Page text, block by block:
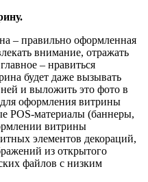
– правильно оформленная
внимание, отражать
– нравиться
будет даже вызывать
и выложить это фото в
оформления витрины
POS-материалы (баннеры,
витрины
элементов декораций,
из открытого
файлов с низким